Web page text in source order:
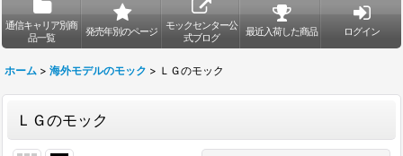
通信キャリア別商
品一覧
発売年別のページ
モックセンター公
式ブログ
最近入荷した商品 ログイン
ホーム > 海外モデルのモック > ＬＧのモック
ＬＧのモック